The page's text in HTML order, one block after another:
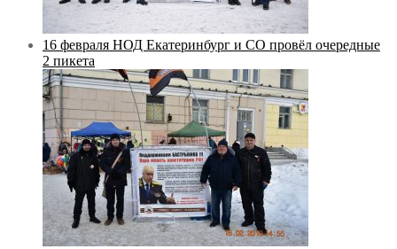
16 февраля НОД Екатеринбург и СО провёл очередные
2 пикета